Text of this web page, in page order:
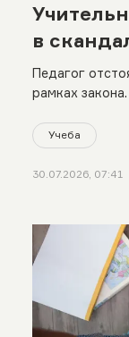
в
Педагог
рамках закона.
Учеба
30.07.2026, 07:41